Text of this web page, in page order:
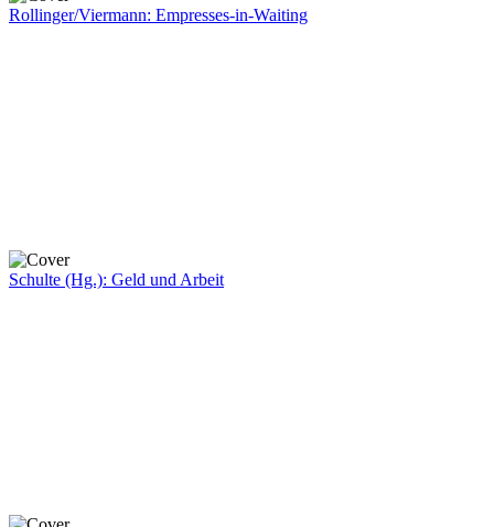
Rollinger/Viermann: Empresses-in-Waiting
Schulte (Hg.): Geld und Arbeit